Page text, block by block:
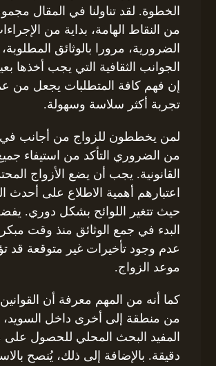
الخطوة. لقد تناولنا في المقال
من النقاط الهامة، بداية من
الضرورية، مرورا بالوثائق
الجوانب الثقافية التي يجب أخذها
إن فهم كافة المتطلبات يجعل من
تجربة أكثر سلاسة وسهولة.
لمن يخططون للزواج من أجانب في
من الضروري التأكد من استيفاء
القانونية. يجب أن يضع الأزواج
اعتبارهم أهمية الاطلاع على أحدث
حيث تتغير اللوائح بشكل دوري.
البدء في جمع الوثائق منذ وقت
عدم وجود تأخيرات غير متوقعة قد
موعد الزواج.
كما أنه من المهم معرفة أن
من منطقة إلى أخرى داخل السويد،
المفيد البحث المحلي للحصول على
دقيقة. بالإضافة إلى ذلك، يُنصح